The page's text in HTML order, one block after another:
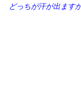
どっちが汗が出ます